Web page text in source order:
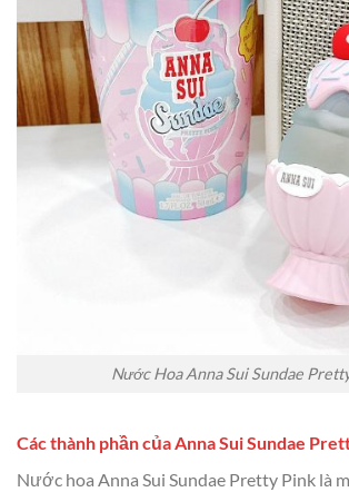
Nước Hoa Anna Sui Sundae
Các thành phần của Anna Sui Sundae
Nước hoa Anna Sui Sundae Pretty Pink là